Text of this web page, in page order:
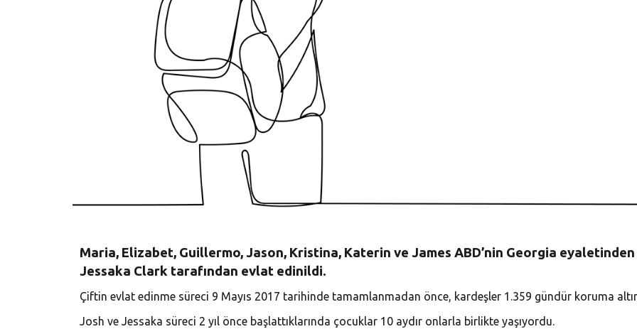
Maria, Elizabet, Guillermo, Jason, Kristina, Katerin ve James ABD’nin Georgia
Jessaka Clark tarafından evlat edinildi.
Çiftin evlat edinme süreci 9 Mayıs 2017 tarihinde tamamlanmadan önce, kardeşler 1.359 gündür koruma
Josh ve Jessaka süreci 2 yıl önce başlattıklarında çocuklar 10 aydır onlarla birlikte yaşıyordu.